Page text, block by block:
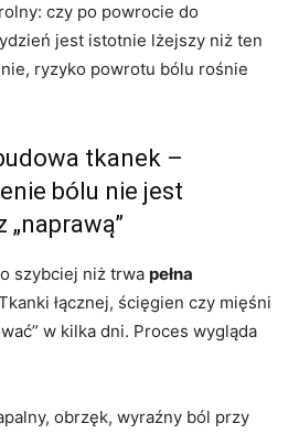
czy po powrocie do
jest istotnie lżejszy niż ten
ryzyko powrotu bólu rośnie
tkanek –
bólu nie jest
szybciej niż trwa pełna
łącznej, ścięgien czy mięśni
w kilka dni. Proces wygląda
obrzęk, wyraźny ból przy